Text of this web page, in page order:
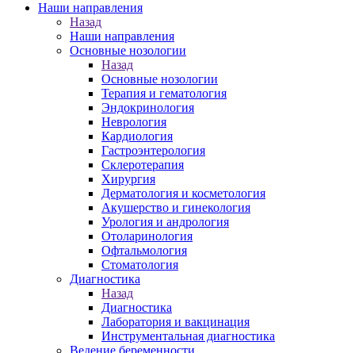
Наши направления
Назад
Наши направления
Основные нозологии
Назад
Основные нозологии
Терапия и гематология
Эндокринология
Неврология
Кардиология
Гастроэнтерология
Склеротерапия
Хирургия
Дерматология и косметология
Акушерство и гинекология
Урология и андрология
Отоларинология
Офтальмология
Стоматология
Диагностика
Назад
Диагностика
Лаборатория и вакцинация
Инструментальная диагностика
Ведение беременности